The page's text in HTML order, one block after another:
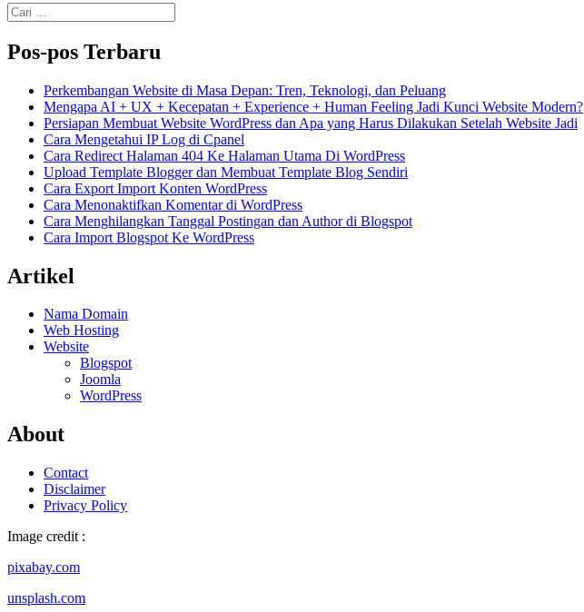
Cari
untuk:
Pos-pos Terbaru
Perkembangan Website di Masa Depan: Tren, Teknologi, dan Peluang
Mengapa AI + UX + Kecepatan + Experience + Human Feeling Jadi Kunci Website Modern?
Persiapan Membuat Website WordPress dan Apa yang Harus Dilakukan Setelah Website Jadi
Cara Mengetahui IP Log di Cpanel
Cara Redirect Halaman 404 Ke Halaman Utama Di WordPress
Upload Template Blogger dan Membuat Template Blog Sendiri
Cara Export Import Konten WordPress
Cara Menonaktifkan Komentar di WordPress
Cara Menghilangkan Tanggal Postingan dan Author di Blogspot
Cara Import Blogspot Ke WordPress
Artikel
Nama Domain
Web Hosting
Website
Blogspot
Joomla
WordPress
About
Contact
Disclaimer
Privacy Policy
Image credit :
pixabay.com
unsplash.com